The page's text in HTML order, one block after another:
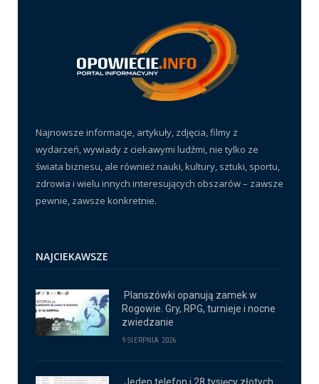
Najnowsze informacje, artykuły, zdjęcia, filmy z
wydarzeń, wywiady z ciekawymi ludźmi, nie tylko ze
świata biznesu, ale również nauki, kultury, sztuki, sportu,
zdrowia i wielu innych interesujących obszarów – zawsze
pewnie, zawsze konkretnie.
NAJCIEKAWSZE
Planszówki opanują zamek w
Rogowie. Gry, RPG, turnieje i nocne
zwiedzanie
9 SIERPNIA 2026
Jeden telefon i 28 tysięcy złotych